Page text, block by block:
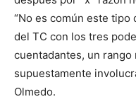
“No es común este tipo
del TC con los tres
cuentadantes, un
supuestamente
Olmedo.